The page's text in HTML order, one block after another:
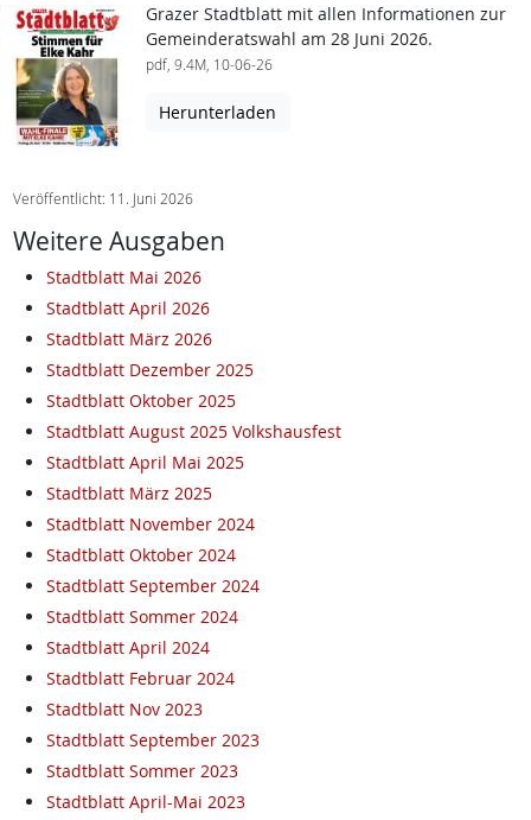
Grazer Stadtblatt mit allen Informationen zur
Gemeinderatswahl am 28 Juni 2026.
pdf, 9.4M, 10-06-26
Herunterladen
Veröffentlicht: 11. Juni 2026
Weitere Ausgaben
Stadtblatt Mai 2026
Stadtblatt April 2026
Stadtblatt März 2026
Stadtblatt Dezember 2025
Stadtblatt Oktober 2025
Stadtblatt August 2025 Volkshausfest
Stadtblatt April Mai 2025
Stadtblatt März 2025
Stadtblatt November 2024
Stadtblatt Oktober 2024
Stadtblatt September 2024
Stadtblatt Sommer 2024
Stadtblatt April 2024
Stadtblatt Februar 2024
Stadtblatt Nov 2023
Stadtblatt September 2023
Stadtblatt Sommer 2023
Stadtblatt April-Mai 2023